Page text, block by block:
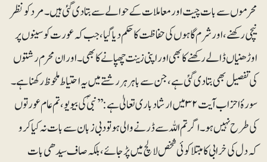
محرموں سے بات چیت اور معاملات کے حوالے سے بتا دی گئی ہیں۔ مرد کو نظر
نیچی رکھنے، اور شرم گاہوں کی حفاظت کا حکم دیا گیا،جب کہ عورت کو سینوں پر
اوڑھنیاں ڈالے رکھنے کا بھی اور اپنی زینت چھپانے کا بھی۔ اور ان محرم رشتوں
کی تفصیل بھی بتا دی گئی ہے، جن سے باہر ہر رشتے میں یہ احتیاط ملحوظ رکھنا ہے۔
سورۂ احزاب آیت ۳۲ میں ارشاد باری تعالیٰ ہے:’’نبیؐ کی بیویو، تم عام عورتوں
کی طرح نہیں ہو۔ اگر تم اللہ سے ڈرنے والی ہو تو دبی زبان سے بات نہ کیا کرو
کہ دل کی خرابی کا مبتلا کوئی شخص لالچ میں پڑ جائے، بلکہ صاف سیدھی بات